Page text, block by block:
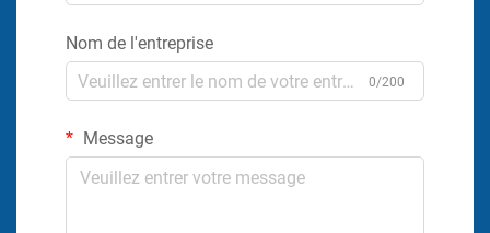
Nom de l'entreprise
0/200
Message